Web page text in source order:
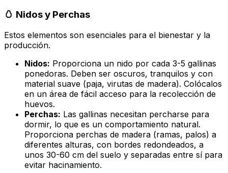
🥚 Nidos y Perchas
Estos elementos son esenciales para el bienestar y la
producción.
Nidos: Proporciona un nido por cada 3-5 gallinas
ponedoras. Deben ser oscuros, tranquilos y con
material suave (paja, virutas de madera). Colócalos
en un área de fácil acceso para la recolección de
huevos.
Perchas: Las gallinas necesitan percharse para
dormir, lo que es un comportamiento natural.
Proporciona perchas de madera (ramas, palos) a
diferentes alturas, con bordes redondeados, a
unos 30-60 cm del suelo y separadas entre sí para
evitar hacinamiento.